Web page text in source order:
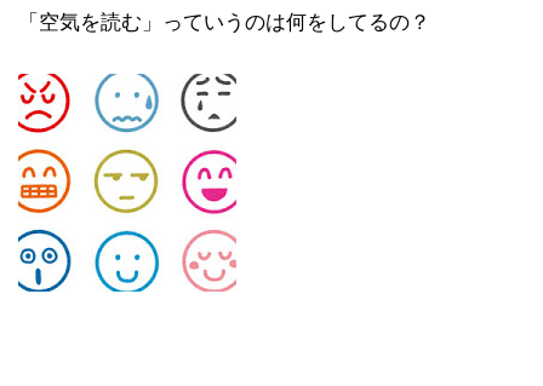
「空気を読む」っていうのは何をしてるの？